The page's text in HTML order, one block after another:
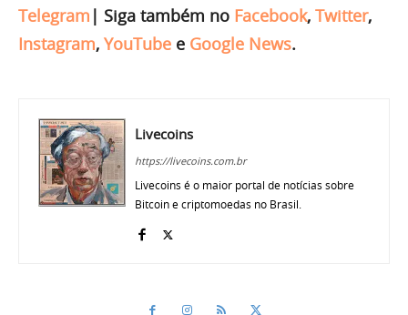
Telegram | Siga também no Facebook, Twitter,
Instagram, YouTube e Google News.
Livecoins
https://livecoins.com.br
Livecoins é o maior portal de notícias sobre
Bitcoin e criptomoedas no Brasil.